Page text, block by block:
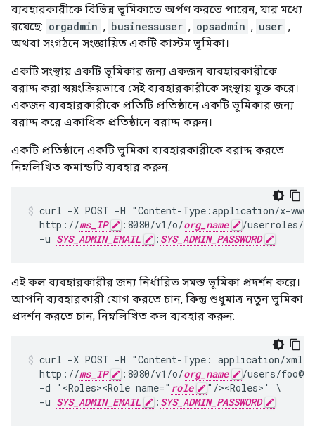
ব্যবহারকারীকে বিভিন্ন ভূমিকাতে অর্পণ করতে পারেন, যার মধ্যে
রয়েছে: orgadmin , businessuser , opsadmin , user ,
অথবা সংগঠনে সংজ্ঞায়িত একটি কাস্টম ভূমিকা।
একটি সংস্থায় একটি ভূমিকার জন্য একজন ব্যবহারকারীকে
বরাদ্দ করা স্বয়ংক্রিয়ভাবে সেই ব্যবহারকারীকে সংস্থায় যুক্ত করে।
একজন ব্যবহারকারীকে প্রতিটি প্রতিষ্ঠানে একটি ভূমিকার জন্য
বরাদ্দ করে একাধিক প্রতিষ্ঠানে বরাদ্দ করুন।
একটি প্রতিষ্ঠানে একটি ভূমিকা ব্যবহারকারীকে বরাদ্দ করতে
নিম্নলিখিত কমান্ডটি ব্যবহার করুন:
curl -X POST -H "Content-Type:application/x-
  http://
ms_IP :8080/v1/o/org_name /userroles/
  -u
SYS_ADMIN_EMAIL : SYS_ADMIN_PASSWORD
এই কল ব্যবহারকারীর জন্য নির্ধারিত সমস্ত ভূমিকা প্রদর্শন করে।
আপনি ব্যবহারকারী যোগ করতে চান, কিন্তু শুধুমাত্র নতুন ভূমিকা
প্রদর্শন করতে চান, নিম্নলিখিত কল ব্যবহার করুন:
curl -X POST -H "Content-Type: application/
  http://
ms_IP :8080/v1/o/org_name
/users/
  -d '<Roles><Role name="
role
"/><Roles>' \
  -u
SYS_ADMIN_EMAIL : SYS_ADMIN_PASSWORD